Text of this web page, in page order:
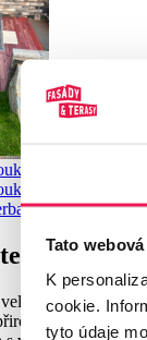
Tato
K
cookie.
tyto údaje
–
vysoké
obsahem